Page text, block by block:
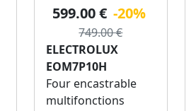
599.00 € -20%
749.00 €
ELECTROLUX
EOM7P10H
Four encastrable
multifonctions